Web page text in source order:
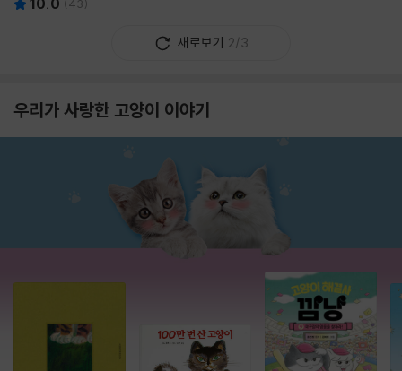
10.0 (43)
새로보기 2/3
우리가 사랑한 고양이 이야기